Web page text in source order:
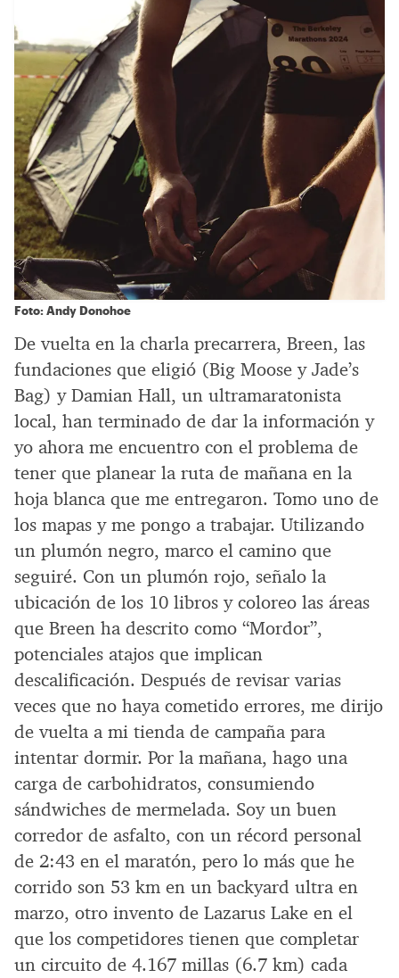
Foto: Andy Donohoe
De vuelta en la charla precarrera, Breen, las
fundaciones que eligió (Big Moose y Jade’s
Bag) y Damian Hall, un ultramaratonista
local, han terminado de dar la información y
yo ahora me encuentro con el problema de
tener que planear la ruta de mañana en la
hoja blanca que me entregaron. Tomo uno de
los mapas y me pongo a trabajar. Utilizando
un plumón negro, marco el camino que
seguiré. Con un plumón rojo, señalo la
ubicación de los 10 libros y coloreo las áreas
que Breen ha descrito como “Mordor”,
potenciales atajos que implican
descalificación. Después de revisar varias
veces que no haya cometido errores, me dirijo
de vuelta a mi tienda de campaña para
intentar dormir. Por la mañana, hago una
carga de carbohidratos, consumiendo
sándwiches de mermelada. Soy un buen
corredor de asfalto, con un récord personal
de 2:43 en el maratón, pero lo más que he
corrido son 53 km en un backyard ultra en
marzo, otro invento de Lazarus Lake en el
que los competidores tienen que completar
un circuito de 4.167 millas (6.7 km) cada